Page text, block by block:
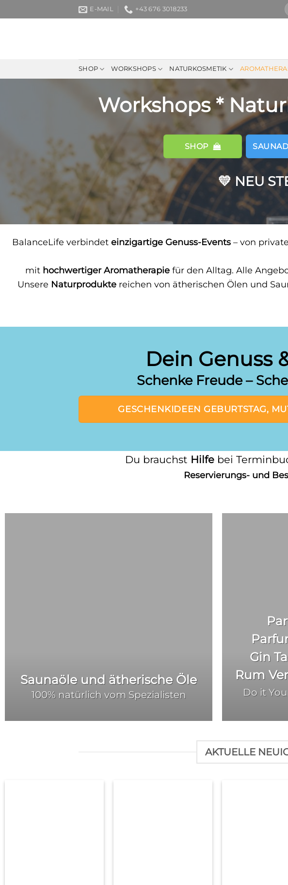
Inhalt
E-MAIL +43 676 3018233
SHOP WORKSHOPS NATURKOSMETIK
Workshops *
SHOP
💛 NEU
BalanceLife verbindet einzigartige Genuss-Events – von
mit hochwertiger Aromatherapie für den Alltag. Alle
Unsere Naturproduktereichen von ätherischen Ölen und
Dein Genuss
Schenke Freude –
GESCHENKIDEEN GEBURTSTAG,
Du brauchst Hilfe bei
Reservierungs- und
Saunaöle und ätherische Öle
100% natürlich vom Spezialisten
Gin
Rum
Do it
AKTUELLE